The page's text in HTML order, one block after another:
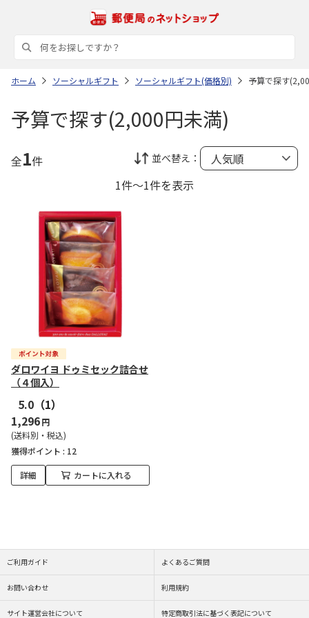
ホーム ソーシャルギフト ソーシャルギフト(価格別) 予算で探す
予算で探す(2,000円未満)
全1件 並べ替え：
1件～1件を表示
ダロワイヨ ドゥミセック詰合せ
（４個入）
5.0 （1）
1,296円
(送料別・税込)
獲得ポイント : 12
詳細 カートに入れる
ご利用ガイド よくあるご質問
お問い合わせ 利用規約
サイト運営会社について 特定商取引法に基づく表記について